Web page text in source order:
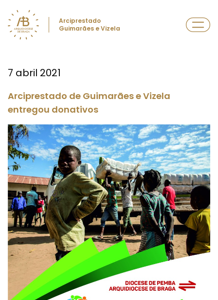
Arciprestado
Guimarães e Vizela
7 abril 2021
Arciprestado de Guimarães e Vizela
entregou donativos